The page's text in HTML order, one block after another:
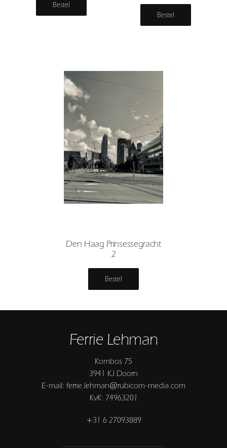
Bestel
Bestel
Den Haag Prinsessegracht
2
Bestel
Ferrie Lehman
Kombos 75
3941 KJ Doorn
E-mail: ferrie.lehman@rubicom-media.com
KvK: 74963201
+31 6 27093889